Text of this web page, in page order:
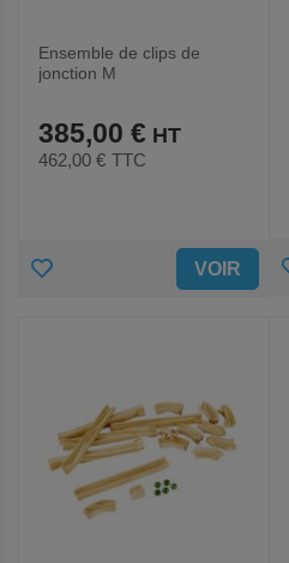
Ensemble de clips de
jonction M
385,00 €
462,00 € TTC
AJOUTER VOIR